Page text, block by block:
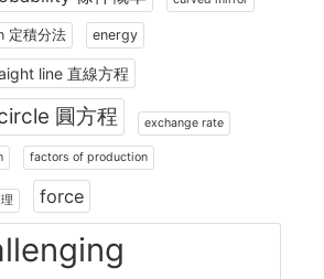
定積分法 energy
line 直線方程
圓方程 exchange rate
factors of production
force